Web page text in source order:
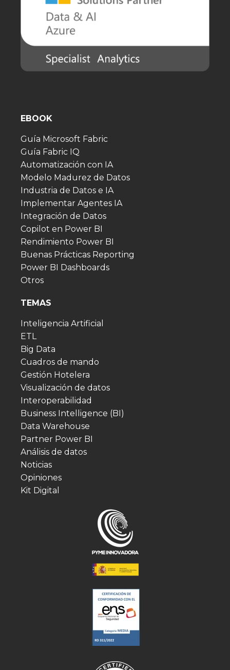
EBOOK
Guía Microsoft Fabric
Guía Fabric IQ
Automatización con IA
Modelo Madurez de Datos
Industria de Datos e IA
Implementar Agentes IA
Integración de Datos
Copilot en Power BI
Rendimiento Power BI
Buenas Prácticas Reporting
Power BI Dashboards
Otros
TEMAS
Inteligencia Artificial
ETL
Big Data
Cuadros de mando
Gestión Hotelera
Visualización de datos
Interoperabilidad
Business Intelligence (BI)
Data Warehouse
Partner Power BI
Análisis de datos
Noticias
Opiniones
Kit Digital